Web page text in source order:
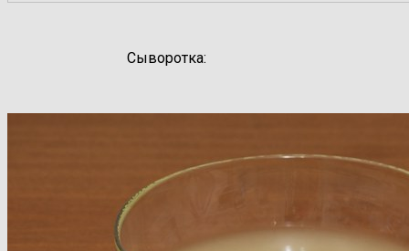
Сыворотка: